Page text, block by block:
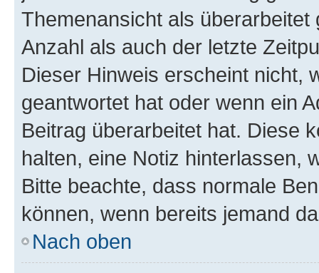
Themenansicht als
Anzahl als auch der letzte
Dieser Hinweis erscheint nicht,
geantwortet hat oder wenn ein
Beitrag überarbeitet hat. Diese
halten, eine Notiz hinterlassen,
Bitte beachte, dass normale
können, wenn bereits jemand
Nach oben